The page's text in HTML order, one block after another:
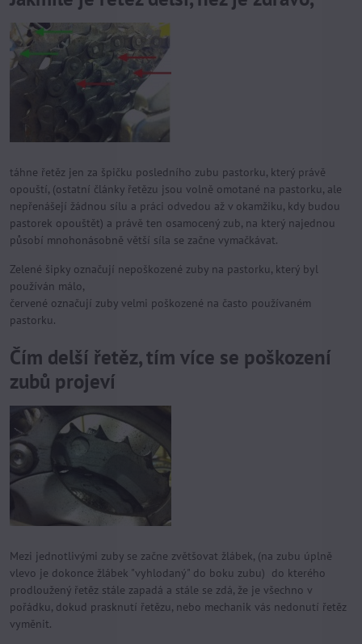
táhne řetěz jen za špičku posledního zubu pastorku, který právě
opouští, (ostatní články řetězu jsou volně omotané na pastorku, ale
nepřenášejí žádnou sílu a práci odvedou až v okamžiku, kdy budou
pastorek opouštět) a právě ten osamocený zub, na který najednou
působí mnohonásobně větší síla se začne vymačkávat.
Zelené šipky označují nepoškozené zuby na pastorku, který byl
používán málo,
červené označují zuby velmi poškozené na často používaném
pastorku.
Čím delší řetěz, tím více se poškození
zubů projeví
Mezi jednotlivými zuby se začne zvětšovat žlábek, (na zubu úplně
vlevo je dokonce žlábek "vyhlodaný" do boku zubu) do kterého
prodloužený řetěz stále zapadá a stále se zdá, že je všechno v
pořádku, dokud prasknutí řetězu, nebo mechanik vás nedonutí řetěz
vyměnit.